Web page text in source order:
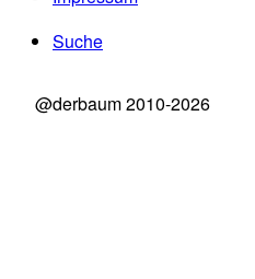
Suche
@derbaum 2010-2026